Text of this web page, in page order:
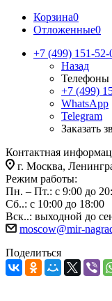
Корзина0
Отложенные0
+7 (499) 151-52-
Назад
Телефоны
+7 (499)
WhatsApp
Telegram
Заказать
Контактная
г. Москва,
Режим работы:
Пн. – Пт.: с 9:00 до
Сб..: с 10:00 до 18:00
Вск..: выходной до
moscow@mir-
Поделиться